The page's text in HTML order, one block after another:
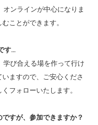
ンラインが中心になりま
ことができます。
す...
学び合える場を作って行け
ますので、ご安心くださ
フォローいたします。
すが、参加できますか？